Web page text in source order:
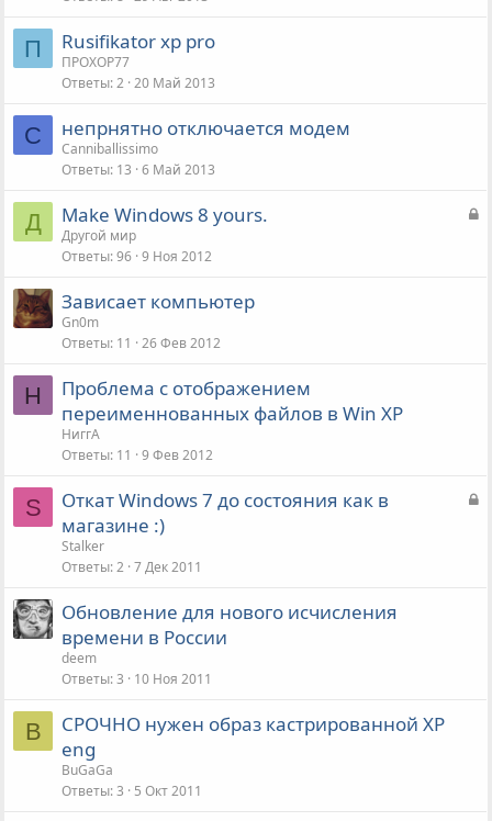
П Rusifikator xp pro
ПРОХОР77
Ответы 2 20 Май 2013
C непрнятно отключается модем
Canniballissimo
Ответы 13 6 Май 2013
Д
З
Make Windows 8 yours.
Другой мир
Ответы 96 9 Ноя 2012
Зависает компьютер
Gn0m
Ответы 11 26 Фев 2012
Н
Проблема с отображением
переименнованных файлов в Win XP
НиггА
Ответы 11 9 Фев 2012
S
З
Откат Windows 7 до состояния как в
магазине :)
Stalker
Ответы 2 7 Дек 2011
Обновление для нового исчисления
времени в России
deem
Ответы 3 10 Ноя 2011
B
СРОЧНО нужен образ кастрированной XP
eng
BuGaGa
Ответы 3 5 Окт 2011